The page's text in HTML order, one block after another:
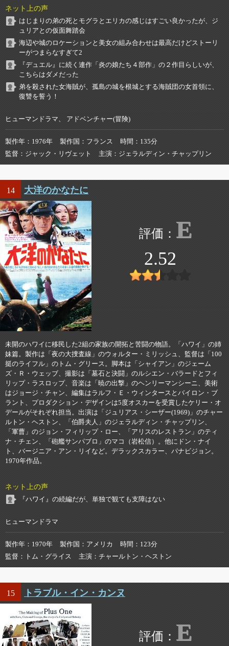
ネット上の声
はじまりの弟の死とモグラとエリカの感じはすごい良かったが、ジ
ュリアとの仮面舞踏会
海辺や城のロケーションと美女の組み合わせは最高だけどストーリ
ーがつまらなすぎて2
『デュエル』に続く連作「炎の娘たち４部作」の２作目らしいが、
こちらはダメだった
弟を殺された女海賊が、孤島の城を根城とする海賊団の女首領に、
復讐を誓う！
ヒューマンドラマ、 アドベンチャー(冒険)
製作年 1976年 製作国 フランス 時間
135分
監督
ジャック・リヴェット 主演 ジェラルディン・チャップリン
14 大洋のかなたに
E
2.52
未開のハワイに移民した2組の家族の開拓と苦闘の物語。「ハワイ」の姉
妹篇。製作は「夜の大捜査線」のウォルター・ミリッシュ、監督は「100
挺のライフル」のトム・グリース。脚本は「シャイアン」のジェーム
ズ・Ｒ・ウェッブ、撮影は「墓石と決闘」のルシエン・バラードとフィ
リップ・ラスロップ、音楽は「暁の出撃」のヘンリーマンシーニ、美術
はジョージ・チャン、編集はラルフ・Ｅ・ウィンタースとバイロン・ブ
ラント、プロダクション・デザインは5度オスカーを受賞したケリー・オ
デールがそれぞれ担当。出演は「ジュリアス・シーザー(1969)」のチャー
ルトン・ヘストン、「伯爵夫人」のジェラルディン・チャップリン、
「軍曹」のジョン・フィリップ・ロー、「アリスのレストラン」のティ
ナ・チェン、「砲艦サンパブロ」のマコ（岩松信）。他にドン・ナイ
ト、バージニア・アン・リイなど。デラックスカラー、パナビジョン。
1970年作品。
ネット上の声
『ハワイ』の続編だが、単独で観ても支障はない
ヒューマンドラマ
製作年 1970年 製作国 アメリカ 時間
123分
監督
トム・グライス 主演 チャールトン・ヘストン
15 トラブル・イン・カンヌ
E